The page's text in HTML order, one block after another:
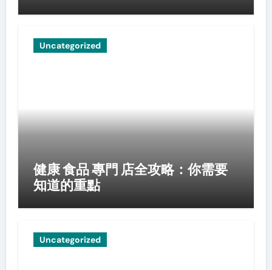
Uncategorized
健康 食品 專門 店全攻略：你需要
知道的重點
Uncategorized